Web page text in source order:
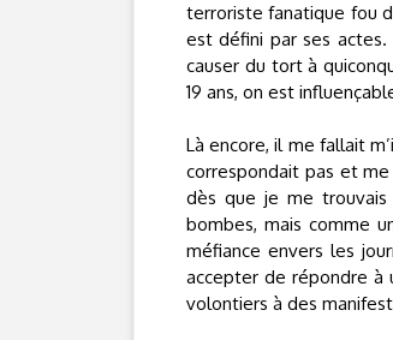
terroriste fanatique fou
est défini par ses
causer du tort à
19 ans, on est
Là encore, il me fallait
correspondait pas et
dès que je me trouvais
bombes, mais comme
méfiance envers les
accepter de répondre à
volontiers à des